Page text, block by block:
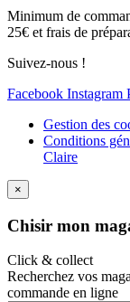
Minimum de
25€ et frais de
Suivez-nous !
Facebook Instagram
Gestion des
Conditions
Claire
×
Chisir mon
Click & collect
Recherchez vos
commande en ligne